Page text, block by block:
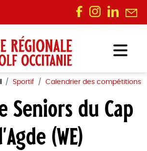
Sportif Calendrier des compétitions
Seniors du Cap
(WE)